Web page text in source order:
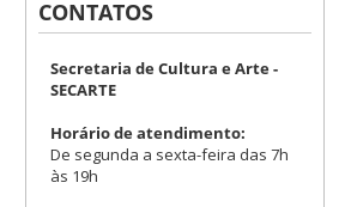
CONTATOS
Secretaria de Cultura e Arte -
SECARTE
Horário de atendimento:
De segunda a sexta-feira das 7h
às 19h